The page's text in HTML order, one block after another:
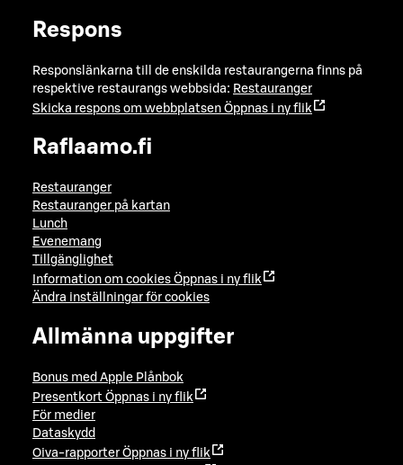
Respons
Responslänkarna till de enskilda restaurangerna finns på
respektive restaurangs webbsida: Restauranger
Skicka respons om webbplatsen Öppnas i ny flik
Raflaamo.fi
Restauranger
Restauranger på kartan
Lunch
Evenemang
Tillgänglighet
Information om cookies Öppnas i ny flik
Ändra inställningar för cookies
Allmänna uppgifter
Bonus med Apple Plånbok
Presentkort Öppnas i ny flik
För medier
Dataskydd
Oiva-rapporter Öppnas i ny flik